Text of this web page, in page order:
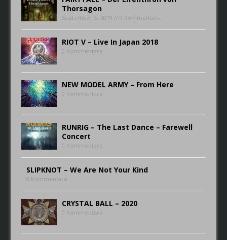
Thorsagon
September 5, 2019 // 0 Kommentare
RIOT V – Live In Japan 2018
0 Kommentare
NEW MODEL ARMY – From Here
0 Kommentare
RUNRIG – The Last Dance – Farewell
Concert
0 Kommentare
SLIPKNOT – We Are Not Your Kind
0 Kommentare
CRYSTAL BALL – 2020
0 Kommentare